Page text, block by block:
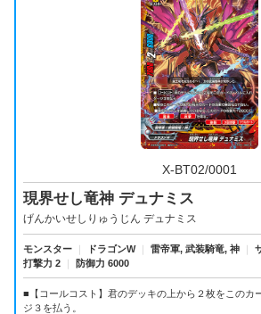
X-BT02/0001
現界せし竜神 デュナミス
げんかいせしりゅうじん デュナミス
モンスター ｜ ドラゴンW ｜ 雷帝軍, 武装騎竜, 神 ｜
打撃力 2
｜ 防御力 6000
■【コールコスト】君のデッキの上から２枚をこのカ
ジ３を払う。